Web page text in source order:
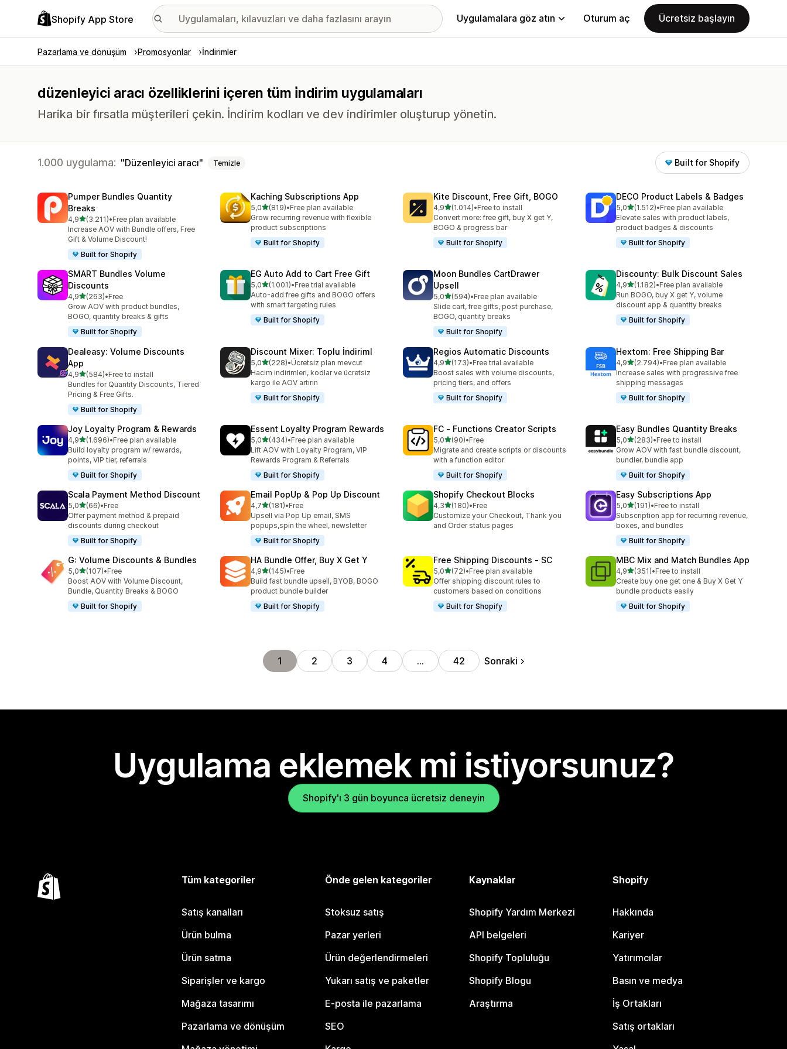
Shopify App Store Uygulamalara göz atın Oturum aç Ücretsiz başlayın
Pazarlama ve dönüşüm Promosyonlar İndirimler
düzenleyici aracı özelliklerini içeren tüm i̇ndirim uygulamaları
Harika bir fırsatla müşterileri çekin. İndirim kodları ve dev indirimler oluşturup yönetin.
1.000 uygulama: Düzenleyici aracı Temizle Built for Shopify
Pumper Bundles Quantity
Breaks
4,95 yıldız üzerinden
(3.211)
toplam 3211 değerlendirme
•Free plan available
Increase AOV with Bundle offers, Free
Gift & Volume Discount!
Built for Shopify
Kaching Subscriptions App
5,05 yıldız üzerinden
(819)
toplam 819 değerlendirme
•Free plan available
Grow recurring revenue with flexible
product subscriptions
Built for Shopify
Kite Discount, Free Gift, BOGO
4,95 yıldız üzerinden
(1.014)
toplam 1014 değerlendirme
•Free to install
Convert more: free gift, buy X get Y,
BOGO & progress bar
Built for Shopify
DECO Product Labels & Badges
5,05 yıldız üzerinden
(1.512)
toplam 1512 değerlendirme
•Free plan available
Elevate sales with product labels,
product badges & discounts
Built for Shopify
SMART Bundles Volume
Discounts
4,95 yıldız üzerinden
(263)
toplam 263 değerlendirme
•Free
Grow AOV with product bundles,
BOGO, quantity breaks & gifts
Built for Shopify
EG Auto Add to Cart Free Gift
5,05 yıldız üzerinden
(1.001)
toplam 1001 değerlendirme
•Free trial available
Auto-add free gifts and BOGO offers
with smart targeting rules
Built for Shopify
Moon Bundles CartDrawer
Upsell
5,05 yıldız üzerinden
(594)
toplam 594 değerlendirme
•Free plan available
Slide cart, free gifts, post purchase,
BOGO, quantity breaks
Built for Shopify
Discounty: Bulk Discount Sales
4,95 yıldız üzerinden
(1.182)
toplam 1182 değerlendirme
•Free plan available
Run BOGO, buy X get Y, volume
discount app & quantity breaks
Built for Shopify
Dealeasy: Volume Discounts
App
4,95 yıldız üzerinden
(584)
toplam 584 değerlendirme
•Free to install
Bundles for Quantity Discounts, Tiered
Pricing & Free Gifts.
Built for Shopify
Discount Mixer: Toplu İndiriml
5,05 yıldız üzerinden
(228)
toplam 228 değerlendirme
•Ücretsiz plan mevcut
Hacim indirimleri, kodlar ve ücretsiz
kargo ile AOV artırın
Built for Shopify
Regios Automatic Discounts
4,95 yıldız üzerinden
(173)
toplam 173 değerlendirme
•Free trial available
Boost sales with volume discounts,
pricing tiers, and offers
Built for Shopify
Hextom: Free Shipping Bar
4,95 yıldız üzerinden
(2.794)
toplam 2794 değerlendirme
•Free plan available
Increase sales with progressive free
shipping messages
Built for Shopify
Joy Loyalty Program & Rewards
4,95 yıldız üzerinden
(1.696)
toplam 1696 değerlendirme
•Free plan available
Build loyalty program w/ rewards,
points, VIP tier, referrals
Built for Shopify
Essent Loyalty Program Rewards
5,05 yıldız üzerinden
(434)
toplam 434 değerlendirme
•Free plan available
Lift AOV with Loyalty Program, VIP
Rewards Program & Referrals
Built for Shopify
FC ‑ Functions Creator Scripts
5,05 yıldız üzerinden
(90)
toplam 90 değerlendirme
•Free
Migrate and create scripts or discounts
with a function editor
Built for Shopify
Easy Bundles Quantity Breaks
5,05 yıldız üzerinden
(283)
toplam 283 değerlendirme
•Free to install
Grow AOV with fast bundle discount,
bundler, bundle app
Built for Shopify
Scala Payment Method Discount
5,05 yıldız üzerinden
(66)
toplam 66 değerlendirme
•Free
Offer payment method & prepaid
discounts during checkout
Built for Shopify
Email PopUp & Pop Up Discount
4,75 yıldız üzerinden
(181)
toplam 181 değerlendirme
•Free
Upsell via Pop Up email, SMS
popups,spin the wheel, newsletter
Built for Shopify
Shopify Checkout Blocks
4,35 yıldız üzerinden
(180)
toplam 180 değerlendirme
•Free
Customize your Checkout, Thank you
and Order status pages
Easy Subscriptions App
5,05 yıldız üzerinden
(191)
toplam 191 değerlendirme
•Free to install
Subscription app for recurring revenue,
boxes, and bundles
Built for Shopify
G: Volume Discounts & Bundles
5,05 yıldız üzerinden
(107)
toplam 107 değerlendirme
•Free
Boost AOV with Volume Discount,
Bundle, Quantity Breaks & BOGO
Built for Shopify
HA Bundle Offer, Buy X Get Y
4,95 yıldız üzerinden
(145)
toplam 145 değerlendirme
•Free
Build fast bundle upsell, BYOB, BOGO
product bundle builder
Built for Shopify
Free Shipping Discounts ‑ SC
5,05 yıldız üzerinden
(72)
toplam 72 değerlendirme
•Free plan available
Offer shipping discount rules to
customers based on conditions
Built for Shopify
MBC Mix and Match Bundles App
4,95 yıldız üzerinden
(351)
toplam 351 değerlendirme
•Free to install
Create buy one get one & Buy X Get Y
bundle products easily
Built for Shopify
1 2 3 4 … 42 Sonraki
Uygulama eklemek mi istiyorsunuz?
Shopify'ı 3 gün boyunca ücretsiz deneyin
Tüm kategoriler
Satış kanalları
Ürün bulma
Ürün satma
Siparişler ve kargo
Mağaza tasarımı
Pazarlama ve dönüşüm
Önde gelen kategoriler
Stoksuz satış
Pazar yerleri
Ürün değerlendirmeleri
Yukarı satış ve paketler
E-posta ile pazarlama
SEO
Kaynaklar
Shopify Yardım Merkezi
API belgeleri
Shopify Topluluğu
Shopify Blogu
Araştırma
Shopify
Hakkında
Kariyer
Yatırımcılar
Basın ve medya
İş Ortakları
Satış ortakları